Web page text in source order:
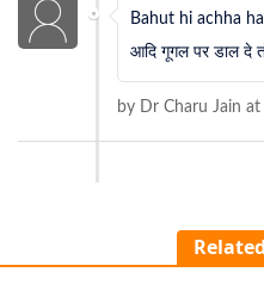
Bahut hi achha hai
आदि गूगल पर डाल दे
by Dr Charu Jain